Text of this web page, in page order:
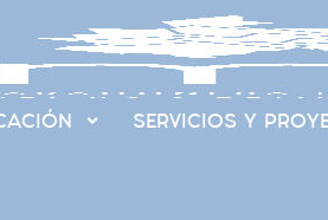
SERVICIOS Y